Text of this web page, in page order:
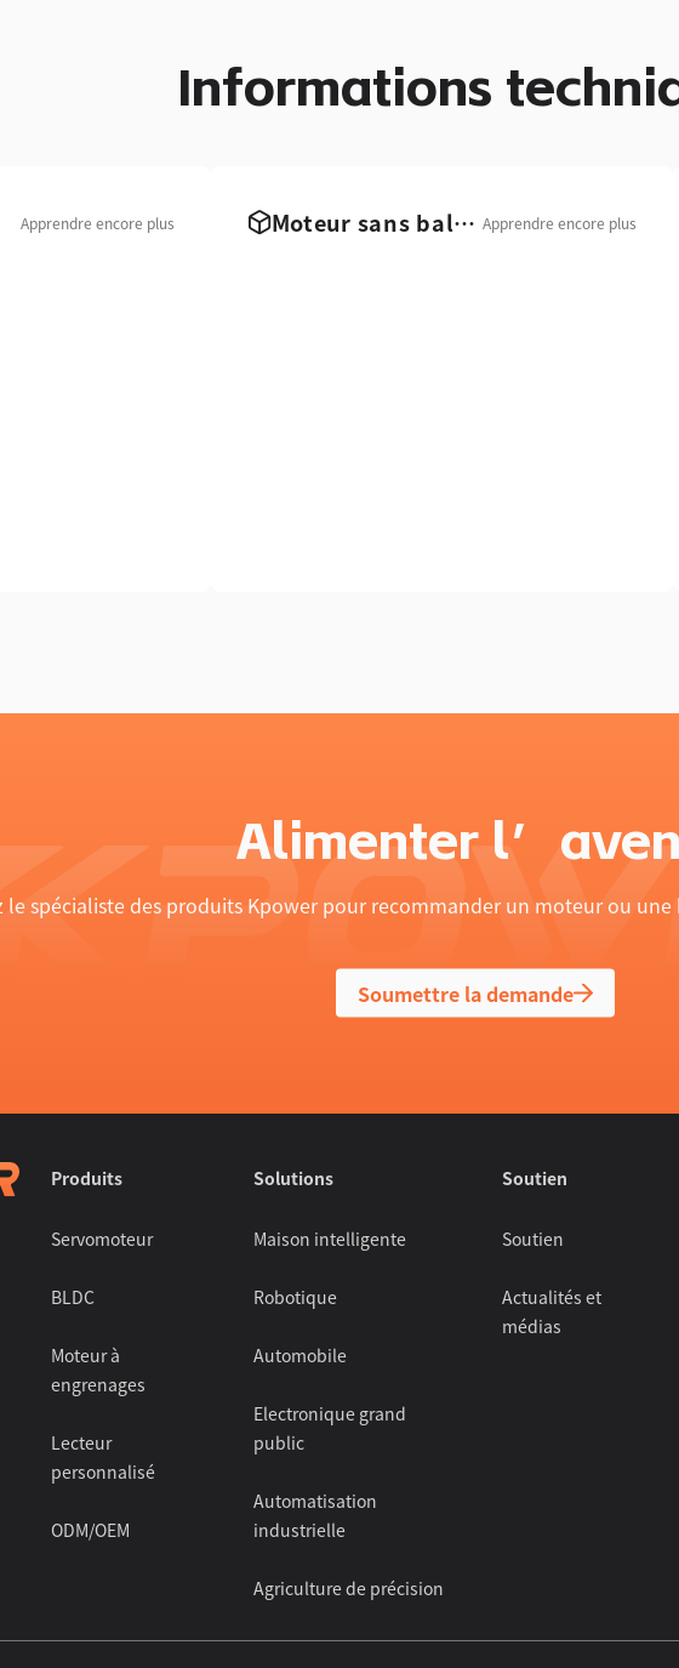
Informations
Apprendre encore plus Moteur sans balais Apprendre encore plus
Alimenter
le spécialiste des produits Kpower pour recommander un moteur ou
Soumettre la demande
Soutien
Soutien
Actualités et
médias
Solutions
Maison intelligente
Robotique
Automobile
Electronique grand
public
Automatisation
industrielle
Agriculture de précision
Produits
Servomoteur
BLDC
Moteur à
engrenages
Lecteur
personnalisé
ODM/OEM